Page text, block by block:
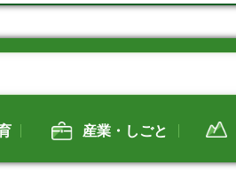
産業・しごと